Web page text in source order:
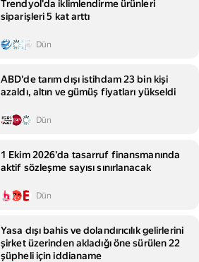
Trendyol'da iklimlendirme ürünleri
siparişleri 5 kat arttı
Dün
ABD'de tarım dışı istihdam 23 bin kişi
azaldı, altın ve gümüş fiyatları yükseldi
Dün
1 Ekim 2026'da tasarruf finansmanında
aktif sözleşme sayısı sınırlanacak
Dün
Yasa dışı bahis ve dolandırıcılık gelirlerini
şirket üzerinden akladığı öne sürülen 22
şüpheli için iddianame